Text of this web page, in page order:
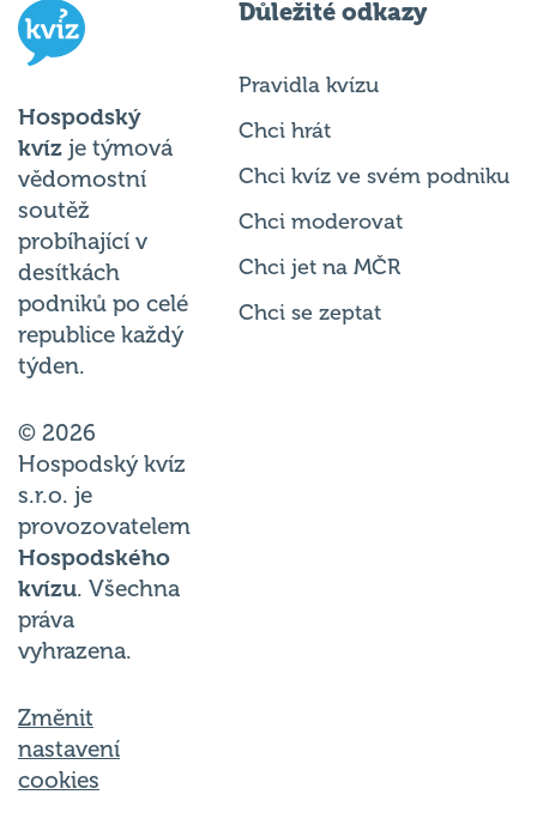
Hospodský
kvíz je týmová
vědomostní
soutěž
probíhající v
desítkách
podniků po celé
republice každý
týden.
© 2026
Hospodský kvíz
s.r.o. je
provozovatelem
Hospodského
kvízu. Všechna
práva
vyhrazena.
Změnit
nastavení
cookies
Důležité odkazy
Pravidla kvízu
Chci hrát
Chci kvíz ve svém podniku
Chci moderovat
Chci jet na MČR
Chci se zeptat